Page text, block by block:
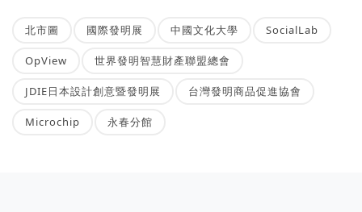
北市圖 國際發明展 中國文化大學 SocialLab
OpView 世界發明智慧財產聯盟總會
JDIE日本設計創意暨發明展 台灣發明商品促進協會
Microchip 永春分館